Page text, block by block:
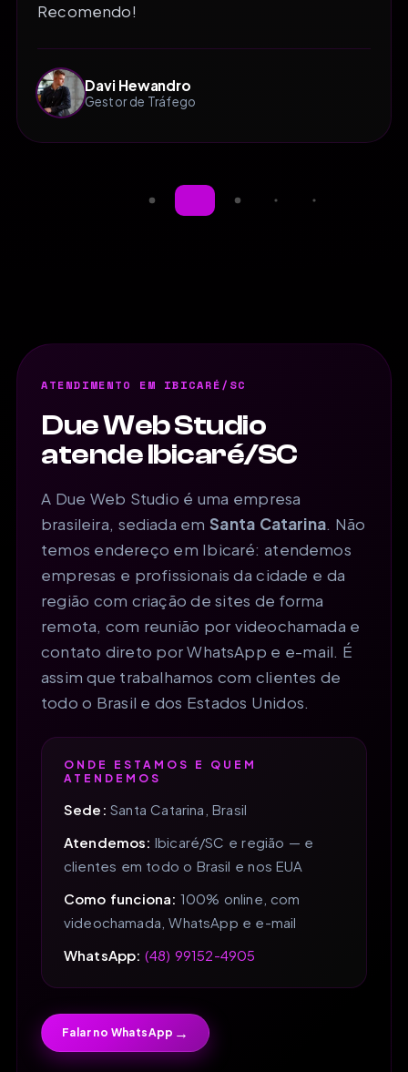
Recomendo!
Davi Hewandro
Gestor de Tráfego
ATENDIMENTO EM IBICARÉ/SC
Due Web Studio
atende Ibicaré/SC
A Due Web Studio é uma empresa
brasileira, sediada emSanta Catarina. Não
temos endereço em Ibicaré: atendemos
empresas e profissionais da cidade e da
região com criação de sites de forma
remota, com reunião por videochamada e
contato direto por WhatsApp e e-mail. É
assim que trabalhamos com clientes de
todo o Brasil e dos Estados Unidos.
ONDE ESTAMOS E QUEM
ATENDEMOS
Sede: Santa Catarina, Brasil
Atendemos: Ibicaré/SC e região — e
clientes em todo o Brasil e nos EUA
Como funciona: 100% online, com
videochamada, WhatsApp e e-mail
WhatsApp: (48) 99152-4905
Falar no WhatsApp →